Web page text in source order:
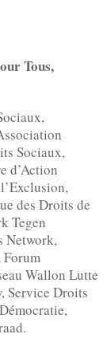
Tous,
Sociaux,
d’Action
des Droits de
Tegen
Network,
Forum
Wallon Lutte
Service Droits